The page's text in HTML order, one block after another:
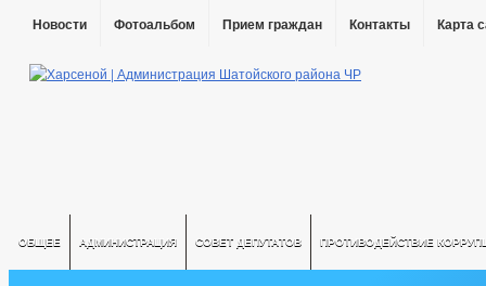
Новости Фотоальбом Прием граждан Контакты Карта
ОБЩЕЕ АДМИНИСТРАЦИЯ СОВЕТ ДЕПУТАТОВ ПРОТИВОДЕЙСТВИЕ